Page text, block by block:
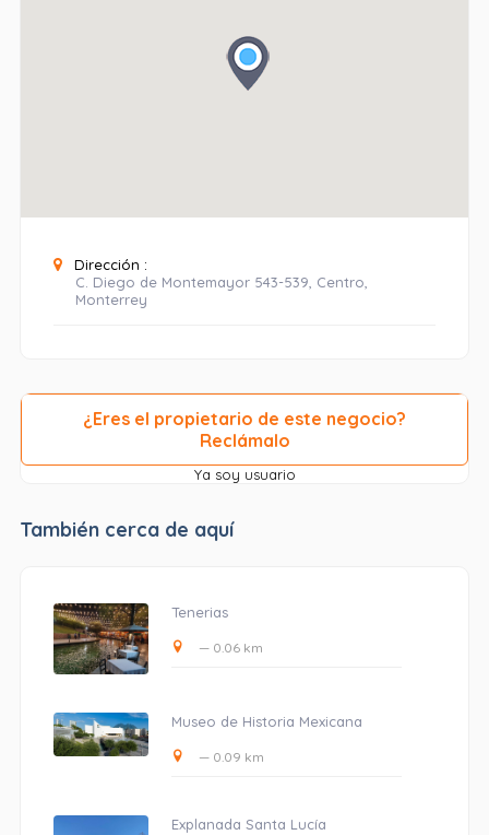
Dirección :
C. Diego de Montemayor 543-539, Centro,
Monterrey
¿Eres el propietario de este negocio?
Reclámalo
Ya soy usuario
También cerca de aquí
Tenerias
— 0.06 km
Museo de Historia Mexicana
— 0.09 km
Explanada Santa Lucía